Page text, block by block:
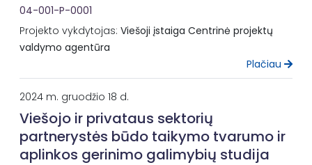
04-001-P-0001
Projekto vykdytojas: Viešoji įstaiga Centrinė projektų
valdymo agentūra
Plačiau
2024 m. gruodžio 18 d.
Viešojo ir privataus sektorių
partnerystės būdo taikymo tvarumo ir
aplinkos gerinimo galimybių studija